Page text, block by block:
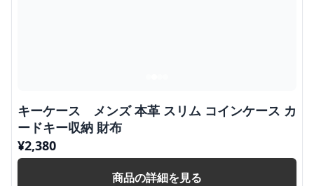
キーケース メンズ 本革 スリム コインケース カ
ードキー収納 財布
¥2,380
商品の詳細を見る